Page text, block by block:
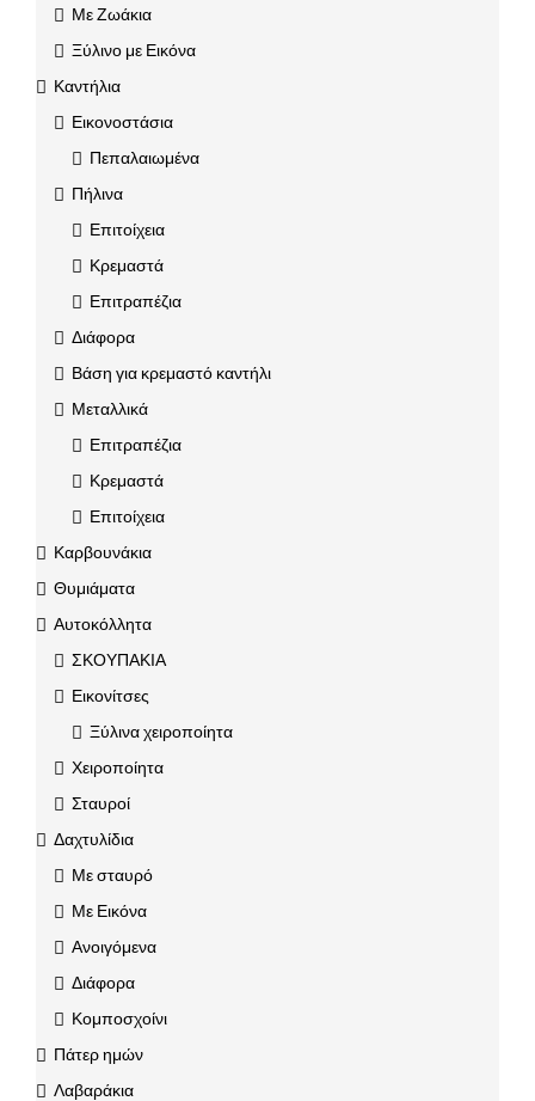
Με Ζωάκια
Ξύλινο με Εικόνα
Καντήλια
Εικονοστάσια
Πεπαλαιωμένα
Πήλινα
Επιτοίχεια
Κρεμαστά
Επιτραπέζια
Διάφορα
Βάση για κρεμαστό καντήλι
Μεταλλικά
Επιτραπέζια
Κρεμαστά
Επιτοίχεια
Καρβουνάκια
Θυμιάματα
Αυτοκόλλητα
ΣΚΟΥΠΑΚΙΑ
Εικονίτσες
Ξύλινα χειροποίητα
Χειροποίητα
Σταυροί
Δαχτυλίδια
Με σταυρό
Με Εικόνα
Ανοιγόμενα
Διάφορα
Κομποσχοίνι
Πάτερ ημών
Λαβαράκια